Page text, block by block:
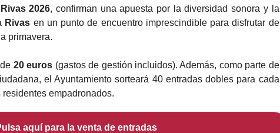
2026, confirman una apuesta por la diversidad sonora y la
Rivas en un punto de encuentro imprescindible para disfrutar de
primavera.
20 euros (gastos de gestión incluidos). Además, como parte de
el Ayuntamiento sorteará 40 entradas dobles para cada
empadronados.
aquí para la venta de entradas